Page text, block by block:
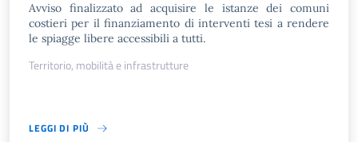
Avviso finalizzato ad acquisire le istanze dei comuni
costieri per il finanziamento di interventi tesi a rendere
le spiagge libere accessibili a tutti.
Territorio, mobilità e infrastrutture
LEGGI DI PIÙ